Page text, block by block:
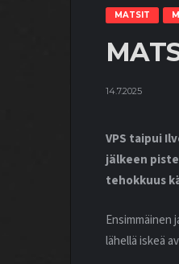
MATSIT
14.7.2025
VPS taipui
jälkeen
tehokkuus
Ensimmäinen
lähellä iskeä